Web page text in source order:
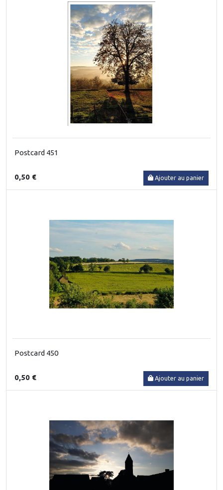
Postcard 451
0,50 € Ajouter au panier
Postcard 450
0,50 € Ajouter au panier